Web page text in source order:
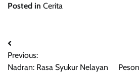
Posted in Cerita
Post
navigation
Previous:
Nadran: Rasa Syukur Nelayan